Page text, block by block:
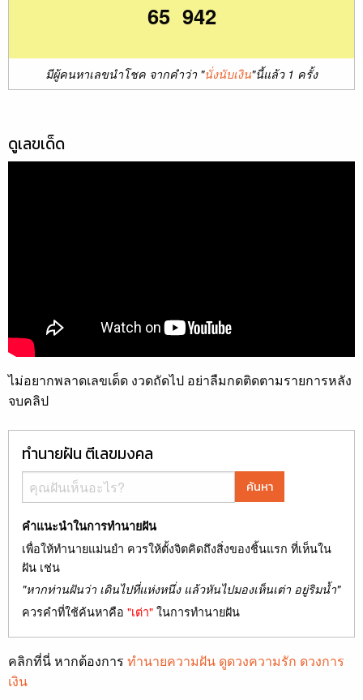
65 942
มีผู้คนหาเลขนำโชค จากคำว่า "นั่งนับเงิน"นี้แล้ว 1 ครั้ง
ดูเลขเด็ด
ไม่อยากพลาดเลขเด็ด งวดถัดไป อย่าลืมกดติดตามรายการหลัง
จบคลิป
ทำนายฝัน ตีเลขมงคล
ค้นหา
คำแนะนำในการทำนายฝัน
เพื่อให้ทำนายแม่นยำ ควรให้ตั้งจิตคิดถึงสิ่งของชิ้นแรก ที่เห็นใน
ฝัน เช่น
"หากท่านฝันว่า เดินไปที่แห่งหนึ่ง แล้วหันไปมองเห็นเต่า อยู่ริมน้ำ"
ควรคำที่ใช้ค้นหาคือ "เต่า"ในการทำนายฝัน
คลิกที่นี่ หากต้องการ ทำนายความฝัน ดูดวงความรัก ดวงการ
เงิน